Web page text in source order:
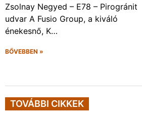
Zsolnay Negyed – E78 – Pirogránit
udvar A Fusio Group, a kiváló
énekesnő, K…
BŐVEBBEN »
TOVÁBBI CIKKEK